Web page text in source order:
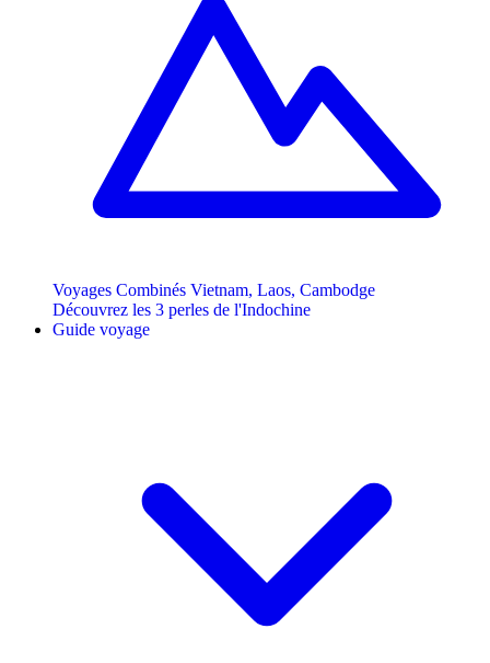
Voyages Combinés Vietnam, Laos, Cambodge
Découvrez les 3 perles de l'Indochine
Guide voyage